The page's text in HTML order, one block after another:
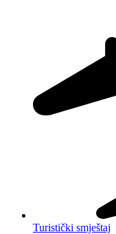
Turistički smještaj